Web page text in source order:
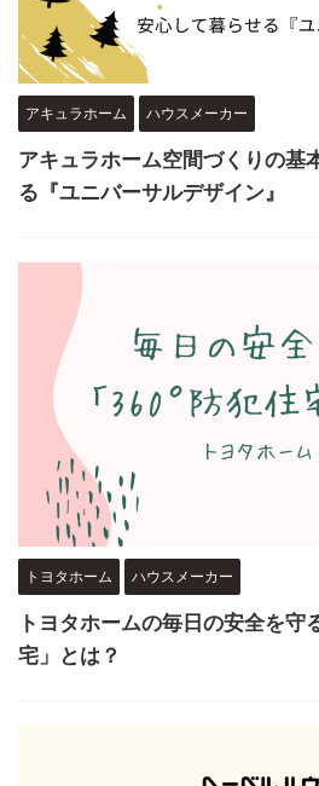
アキュラホーム ハウスメーカー
アキュラホーム空間づくりの基
る『ユニバーサルデザイン』
トヨタホーム ハウスメーカー
トヨタホームの毎日の安全を守
宅」とは？